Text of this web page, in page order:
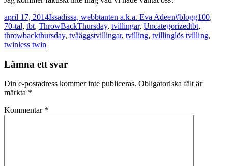
Postat
april 17, 2014Författare
Issadissa, webbtanten a.k.a. Eva AdeenKategorier
#blogg100,
70-tal, tbt, ThrowBackThursday, tvillingar, UncategorizedTaggar
tbt,
throwbackthursday, tvåäggstvillingar, tvilling, tvillinglös tvilling,
twinless twin
Lämna ett svar
Din e-postadress kommer inte publiceras. Obligatoriska fält är
märkta *
Kommentar *